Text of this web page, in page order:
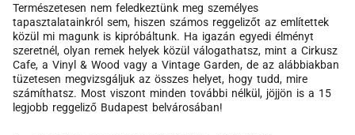
Természetesen nem feledkeztünk meg személyes
tapasztalatainkról sem, hiszen számos reggelizőt az említettek
közül mi magunk is kipróbáltunk. Ha igazán egyedi élményt
szeretnél, olyan remek helyek közül válogathatsz, mint a Cirkusz
Cafe, a Vinyl & Wood vagy a Vintage Garden, de az alábbiakban
tüzetesen megvizsgáljuk az összes helyet, hogy tudd, mire
számíthatsz. Most viszont minden további nélkül, jöjjön is a 15
legjobb reggeliző Budapest belvárosában!